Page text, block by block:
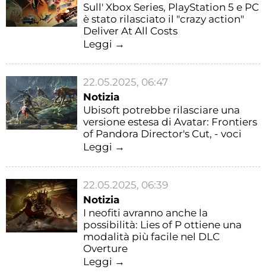
Sull' Xbox Series, PlayStation 5 e PC
è stato rilasciato il "crazy action"
Deliver At All Costs
Leggi →
22.05.2025, 06:47
Notizia
Ubisoft potrebbe rilasciare una
versione estesa di Avatar: Frontiers
of Pandora Director's Cut, - voci
Leggi →
22.05.2025, 06:39
Notizia
I neofiti avranno anche la
possibilità: Lies of P ottiene una
modalità più facile nel DLC
Overture
Leggi →